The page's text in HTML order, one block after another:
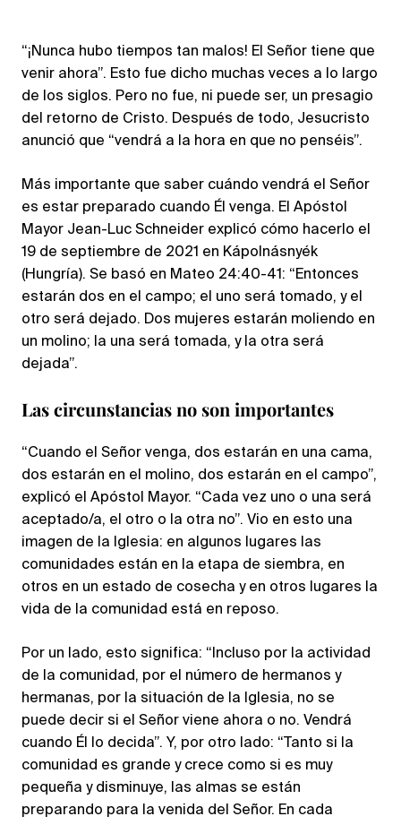
“¡Nunca hubo tiempos tan malos! El Señor tiene que
venir ahora”. Esto fue dicho muchas veces a lo largo
de los siglos. Pero no fue, ni puede ser, un presagio
del retorno de Cristo. Después de todo, Jesucristo
anunció que “vendrá a la hora en que no penséis”.
Más importante que saber cuándo vendrá el Señor
es estar preparado cuando Él venga. El Apóstol
Mayor Jean-Luc Schneider explicó cómo hacerlo el
19 de septiembre de 2021 en Kápolnásnyék
(Hungría). Se basó en Mateo 24:40-41: “Entonces
estarán dos en el campo; el uno será tomado, y el
otro será dejado. Dos mujeres estarán moliendo en
un molino; la una será tomada, y la otra será
dejada”.
Las circunstancias no son importantes
“Cuando el Señor venga, dos estarán en una cama,
dos estarán en el molino, dos estarán en el campo”,
explicó el Apóstol Mayor. “Cada vez uno o una será
aceptado/a, el otro o la otra no”. Vio en esto una
imagen de la Iglesia: en algunos lugares las
comunidades están en la etapa de siembra, en
otros en un estado de cosecha y en otros lugares la
vida de la comunidad está en reposo.
Por un lado, esto significa: “Incluso por la actividad
de la comunidad, por el número de hermanos y
hermanas, por la situación de la Iglesia, no se
puede decir si el Señor viene ahora o no. Vendrá
cuando Él lo decida”. Y, por otro lado: “Tanto si la
comunidad es grande y crece como si es muy
pequeña y disminuye, las almas se están
preparando para la venida del Señor. En cada